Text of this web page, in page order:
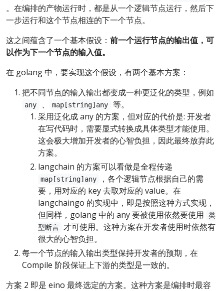
。在编排的产物运行时，都是从一个逻辑节点运行，然后下
一步运行和这个节点相连的下一个节点。
这之间蕴含了一个基本假设： 前一个运行节点的输出值，可
以作为下一个节点的输入值。
在 golang 中，要实现这个假设，有两个基本方案：
把不同节点的输入输出都变成一种更泛化的类型，例如
any 、 map[string]any
等。
采用泛化成 any 的方案，但对应的代价是: 开发者
在写代码时，需要显式转换成具体类型才能使用。
这会极大增加开发者的心智负担，因此最终放弃此
方案。
langchain 的方案可以看做是全程传递
map[string]any
，各个逻辑节点根据自己的需
要，用对应的 key 去取对应的 value。在
langchaingo 的实现中，即是按照这种方式实现，
但同样，golang 中的 any 要被使用依然要使用
类
型断言 才可使用。这种方案在开发者使用时依然有
很大的心智负担。
每一个节点的输入输出类型保持开发者的预期，在
Compile 阶段保证上下游的类型是一致的。
方案 2 即是 eino 最终选定的方案。这种方案是编排时最容